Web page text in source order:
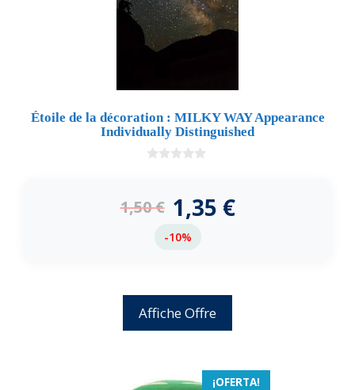
Étoile de la décoration : MILKY WAY Appearance
Individually Distinguished
5
1,50€ 1,35 €
-10%
Affiche Offre
¡OFERTA!